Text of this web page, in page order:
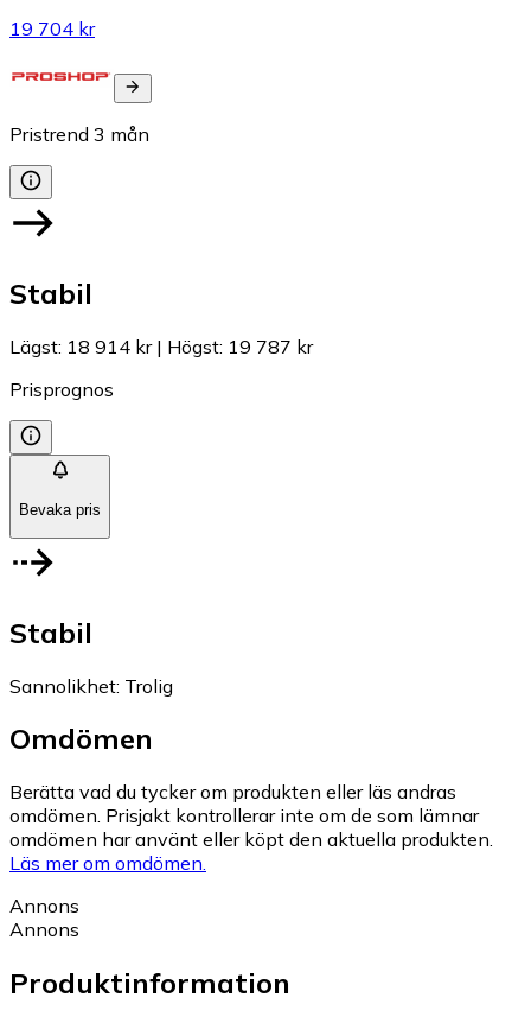
19 704 kr
Pristrend 3 mån
Stabil
Lägst: 18 914 kr| Högst: 19 787 kr
Prisprognos
Bevaka pris
Stabil
Sannolikhet: Trolig
Omdömen
Berätta vad du tycker om produkten eller läs andras
omdömen. Prisjakt kontrollerar inte om de som lämnar
omdömen har använt eller köpt den aktuella produkten.
Läs mer om omdömen.
Annons
Annons
Produktinformation